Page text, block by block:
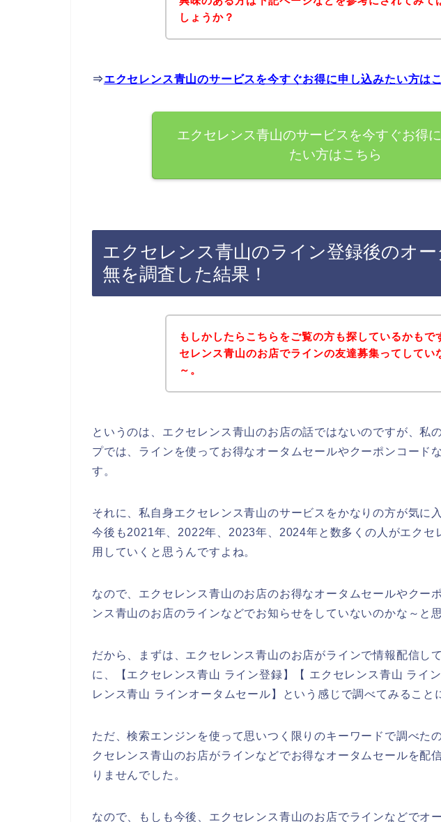
しょうか？
⇒エクセレンス青山のサービスを今すぐお得に申し込みたい方は
エクセレンス青山のサービスを今すぐお得
たい方はこちら
エクセレンス青山のライン登録後のオ
無を調査した結果！
もしかしたらこちらをご覧の方も探しているかもで
セレンス青山のお店でラインの友達募集ってしてい
～。
というのは、エクセレンス青山のお店の話ではないのですが、私
プでは、ラインを使ってお得なオータムセールやクーポンコード
す。
それに、私自身エクセレンス青山のサービスをかなりの方が気に
今後も2021年、2022年、2023年、2024年と数多くの人がエクセ
用していくと思うんですよね。
なので、エクセレンス青山のお店のお得なオータムセールやクー
ンス青山のお店のラインなどでお知らせをしていないのかな～と
だから、まずは、エクセレンス青山のお店がラインで情報配信し
に、【エクセレンス青山 ライン登録】【 エクセレンス青山 ライ
レンス青山 ラインオータムセール】という感じで調べてみること
ただ、検索エンジンを使って思いつく限りのキーワードで調べた
クセレンス青山のお店がラインなどでお得なオータムセールを配
りませんでした。
なので、もしも今後、エクセレンス青山のお店でラインなどでオ